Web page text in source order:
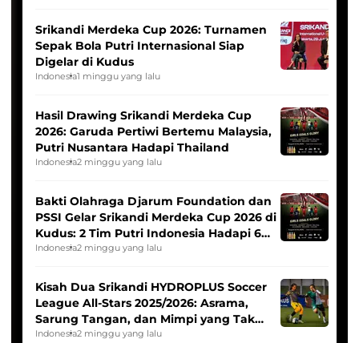
Srikandi Merdeka Cup 2026: Turnamen
Sepak Bola Putri Internasional Siap
Digelar di Kudus
Indonesia1 minggu yang lalu
Hasil Drawing Srikandi Merdeka Cup
2026: Garuda Pertiwi Bertemu Malaysia,
Putri Nusantara Hadapi Thailand
Indonesia2 minggu yang lalu
Bakti Olahraga Djarum Foundation dan
PSSI Gelar Srikandi Merdeka Cup 2026 di
Kudus: 2 Tim Putri Indonesia Hadapi 6
Tim Asia
Indonesia2 minggu yang lalu
Kisah Dua Srikandi HYDROPLUS Soccer
League All-Stars 2025/2026: Asrama,
Sarung Tangan, dan Mimpi yang Tak
Pernah Padam
Indonesia2 minggu yang lalu